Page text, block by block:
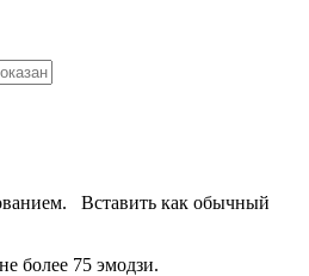
Вставить как обычный
более 75 эмодзи.